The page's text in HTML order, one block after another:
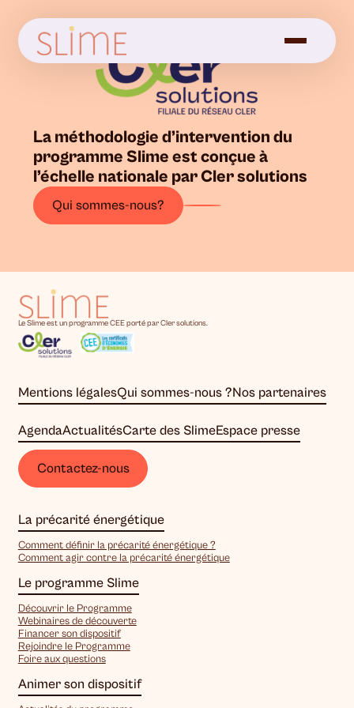
La méthodologie d’intervention du
programme Slime est conçue à
l’échelle nationale par Cler solutions
Qui sommes-nous?
Le Slime est un programme CEE porté par Cler solutions.
Mentions légalesQui sommes-nous ?Nos partenaires
AgendaActualitésCarte des SlimeEspace presse
Contactez-nous
La précarité énergétique
Comment définir la précarité énergétique ?
Comment agir contre la précarité énergétique
Le programme Slime
Découvrir le Programme
Webinaires de découverte
Financer son dispositif
Rejoindre le Programme
Foire aux questions
Animer son dispositif